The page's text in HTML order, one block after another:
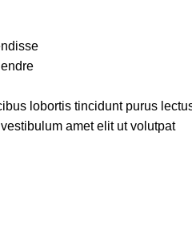
lobortis tincidunt purus
amet elit ut volutpat.